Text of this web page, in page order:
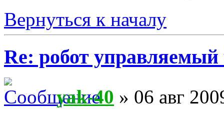
Вернуться к началу
Re: робот управляемый
yak-40 » 06 авг